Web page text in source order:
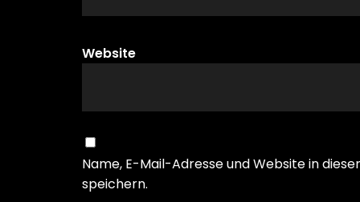
Website
Name, E-Mail-Adresse und Website in
speichern.